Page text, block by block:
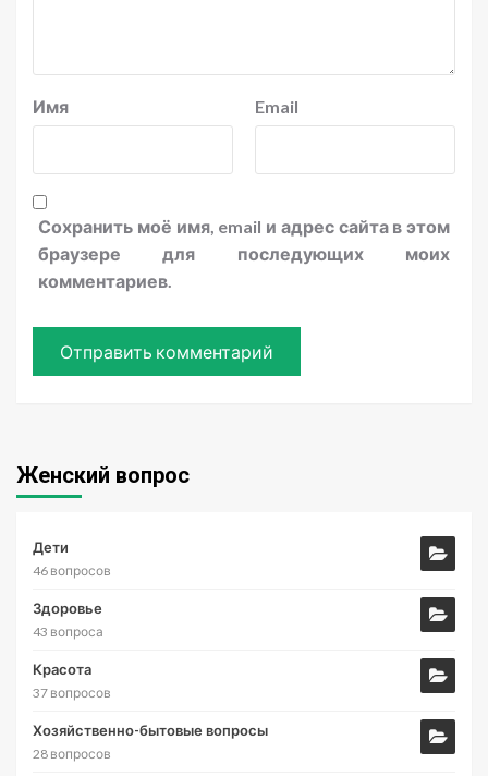
Имя Email
Сохранить моё имя, email и адрес сайта в этом
браузере для последующих моих
комментариев.
Женский вопрос
Дети
46 вопросов
Здоровье
43 вопроса
Красота
37 вопросов
Хозяйственно-бытовые вопросы
28 вопросов